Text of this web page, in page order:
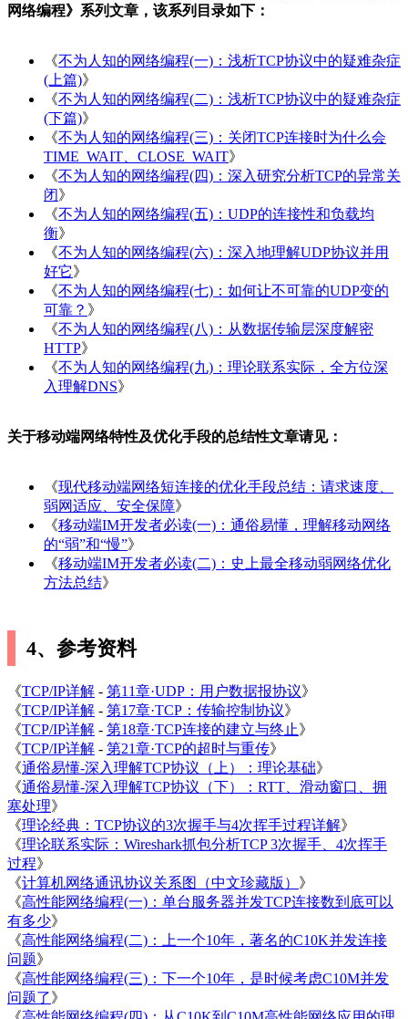
网络编程》系列文章，该系列目录如下：
《不为人知的网络编程(一)：浅析TCP协议中的疑难杂症
(上篇)》
《不为人知的网络编程(二)：浅析TCP协议中的疑难杂症
(下篇)》
《不为人知的网络编程(三)：关闭TCP连接时为什么会
TIME_WAIT、CLOSE_WAIT》
《不为人知的网络编程(四)：深入研究分析TCP的异常关
闭》
《不为人知的网络编程(五)：UDP的连接性和负载均
衡》
《不为人知的网络编程(六)：深入地理解UDP协议并用
好它》
《不为人知的网络编程(七)：如何让不可靠的UDP变的
可靠？ 》
《不为人知的网络编程(八)：从数据传输层深度解密
HTTP》
《不为人知的网络编程(九)：理论联系实际，全方位深
入理解DNS》
关于移动端网络特性及优化手段的总结性文章请见：
《现代移动端网络短连接的优化手段总结：请求速度、
弱网适应、安全保障》
《移动端IM开发者必读(一)：通俗易懂，理解移动网络
的“弱”和“慢”》
《移动端IM开发者必读(二)：史上最全移动弱网络优化
方法总结》
4、参考资料
《TCP/IP详解 - 第11章·UDP：用户数据报协议》
《TCP/IP详解 - 第17章·TCP：传输控制协议》
《TCP/IP详解 - 第18章·TCP连接的建立与终止》
《TCP/IP详解 - 第21章·TCP的超时与重传》
《通俗易懂-深入理解TCP协议（上）：理论基础》
《通俗易懂-深入理解TCP协议（下）：RTT、滑动窗口、拥
塞处理》
《理论经典：TCP协议的3次握手与4次挥手过程详解》
《理论联系实际：Wireshark抓包分析TCP 3次握手、4次挥手
过程》
《计算机网络通讯协议关系图（中文珍藏版） 》
《高性能网络编程(一)：单台服务器并发TCP连接数到底可以
有多少》
《高性能网络编程(二)：上一个10年，著名的C10K并发连接
问题》
《高性能网络编程(三)：下一个10年，是时候考虑C10M并发
问题了》